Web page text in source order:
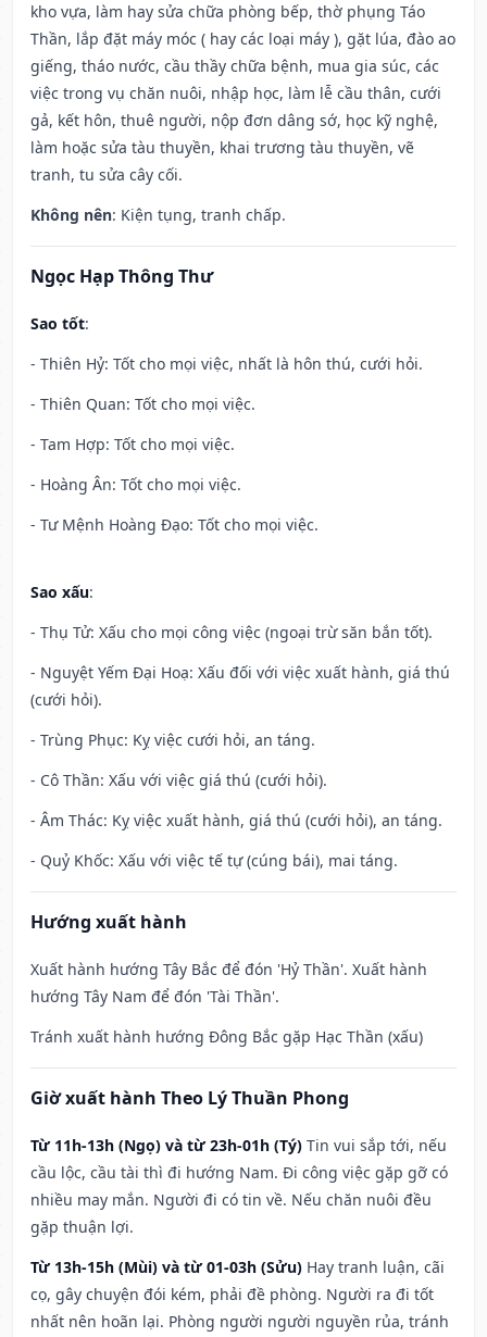
kho vựa, làm hay sửa chữa phòng bếp, thờ phụng Táo
Thần, lắp đặt máy móc ( hay các loại máy ), gặt lúa, đào ao
giếng, tháo nước, cầu thầy chữa bệnh, mua gia súc, các
việc trong vụ chăn nuôi, nhập học, làm lễ cầu thân, cưới
gả, kết hôn, thuê người, nộp đơn dâng sớ, học kỹ nghệ,
làm hoặc sửa tàu thuyền, khai trương tàu thuyền, vẽ
tranh, tu sửa cây cối.
Không nên: Kiện tụng, tranh chấp.
Ngọc Hạp Thông Thư
Sao tốt:
- Thiên Hỷ: Tốt cho mọi việc, nhất là hôn thú, cưới hỏi.
- Thiên Quan: Tốt cho mọi việc.
- Tam Hợp: Tốt cho mọi việc.
- Hoàng Ân: Tốt cho mọi việc.
- Tư Mệnh Hoàng Đạo: Tốt cho mọi việc.
Sao xấu:
- Thụ Tử: Xấu cho mọi công việc (ngoại trừ săn bắn tốt).
- Nguyệt Yếm Đại Hoạ: Xấu đối với việc xuất hành, giá thú
(cưới hỏi).
- Trùng Phục: Kỵ việc cưới hỏi, an táng.
- Cô Thần: Xấu với việc giá thú (cưới hỏi).
- Âm Thác: Kỵ việc xuất hành, giá thú (cưới hỏi), an táng.
- Quỷ Khốc: Xấu với việc tế tự (cúng bái), mai táng.
Hướng xuất hành
Xuất hành hướng Tây Bắc để đón 'Hỷ Thần'. Xuất hành
hướng Tây Nam để đón 'Tài Thần'.
Tránh xuất hành hướng Đông Bắc gặp Hạc Thần (xấu)
Giờ xuất hành Theo Lý Thuần Phong
Từ 11h-13h (Ngọ) và từ 23h-01h (Tý) Tin vui sắp tới, nếu
cầu lộc, cầu tài thì đi hướng Nam. Đi công việc gặp gỡ có
nhiều may mắn. Người đi có tin về. Nếu chăn nuôi đều
gặp thuận lợi.
Từ 13h-15h (Mùi) và từ 01-03h (Sửu) Hay tranh luận, cãi
cọ, gây chuyện đói kém, phải đề phòng. Người ra đi tốt
nhất nên hoãn lại. Phòng người người nguyền rủa, tránh